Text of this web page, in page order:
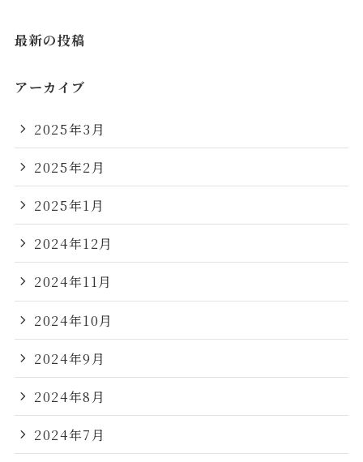
最新の投稿
アーカイブ
2025年3月
2025年2月
2025年1月
2024年12月
2024年11月
2024年10月
2024年9月
2024年8月
2024年7月